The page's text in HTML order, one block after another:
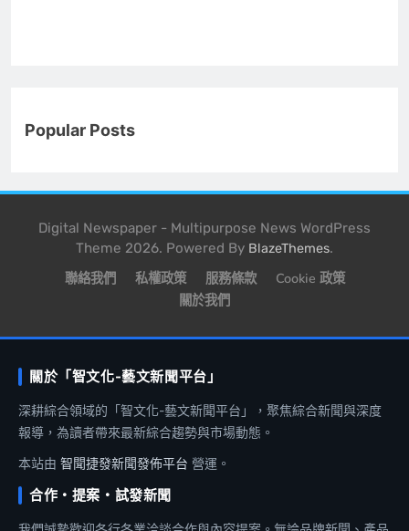
Popular Posts
Digital Newspaper - Multipurpose News WordPress
Theme 2026. Powered By BlazeThemes.
聯絡我們 私權政策 服務條款
Cookie 政策
關於我們
關於「智文化-藝文新聞平台」
深耕綜合領域的「智文化-藝文新聞平台」，聚焦綜合新聞與深度
報導，為讀者帶來最新綜合趨勢與市場動態。
本站由 智聞捷發新聞發佈平台 營運。
合作・提案・試發新聞